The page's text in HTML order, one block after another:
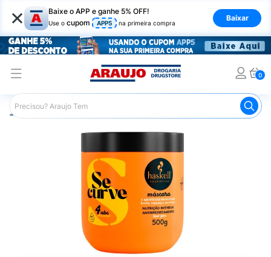
× Baixe o APP e ganhe 5% OFF!
Use o cupom APP5 na primeira compra
Baixar
0
Araujo Cabelo Máscaras